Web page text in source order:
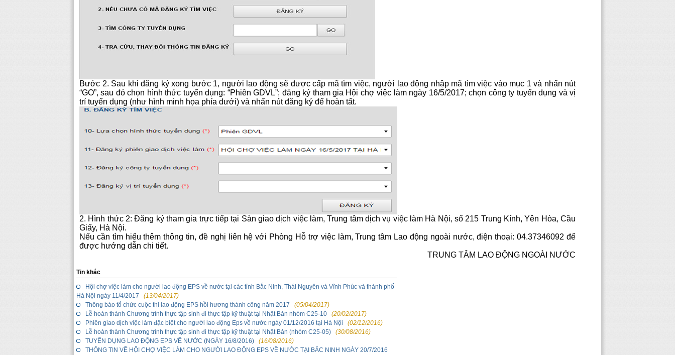
Bước 2. Sau khi đăng ký xong bước 1, người lao động sẽ được cấp mã tìm việc, người lao động nhập mã tìm việc vào mục 1 và nhấn nút
“GO”, sau đó chọn hình thức tuyển dụng: “Phiên GDVL”; đăng ký tham gia Hội chợ việc làm ngày 16/5/2017; chọn công ty tuyển dụng và vị
trí tuyển dụng (như hình minh họa phía dưới) và nhấn nút đăng ký để hoàn tất.
2. Hình thức 2: Đăng ký tham gia trực tiếp tại Sàn giao dịch việc làm, Trung tâm dịch vụ việc làm Hà Nội, số 215 Trung Kính, Yên Hòa, Cầu
Giấy, Hà Nội.
Nếu cần tìm hiểu thêm thông tin, đề nghị liên hệ với Phòng Hỗ trợ việc làm, Trung tâm Lao động ngoài nước, điện thoại: 04.37346092 để
được hướng dẫn chi tiết.
TRUNG TÂM LAO ĐỘNG NGOÀI NƯỚC
Tin khác
Hội chợ việc làm cho người lao động EPS về nước tại các tỉnh Bắc Ninh, Thái Nguyên và Vĩnh Phúc và thành phố
Hà Nội ngày 11/4/2017
(13/04/2017)
Thông báo tổ chức cuộc thi lao động EPS hồi hương thành công năm 2017
(05/04/2017)
Lễ hoàn thành Chương trình thực tập sinh đi thực tập kỹ thuật tại Nhật Bản nhóm C25-10
(20/02/2017)
Phiên giao dịch việc làm đặc biệt cho người lao động Eps về nước ngày 01/12/2016 tại Hà Nội
(02/12/2016)
Lễ hoàn thành Chương trình thực tập sinh đi thực tập kỹ thuật tại Nhật Bản (nhóm C25-05)
(30/08/2016)
TUYỂN DỤNG LAO ĐỘNG EPS VỀ NƯỚC (NGÀY 16/8/2016)
(16/08/2016)
THÔNG TIN VỀ HỘI CHỢ VIỆC LÀM CHO NGƯỜI LAO ĐỘNG EPS VỀ NƯỚC TẠI BẮC NINH NGÀY 20/7/2016